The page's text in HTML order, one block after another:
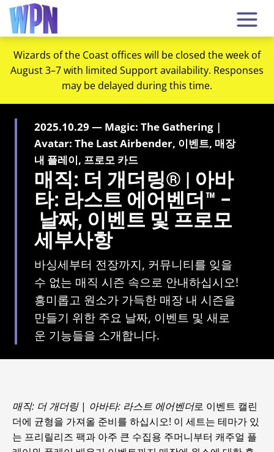
Wizards of the Coast offices will be closed the week of
August 3–7 with limited Support availability. Responses
may be delayed during this time.
2025.10.29 — Magic: The Gathering |
Avatar: The Last Airbender, 이벤트, 매장
내 플레이, 프로모 카드
매직: 더 개더링® | 아바
타: 라스트 에어벤더™ –
날짜, 이벤트 및 프로모
세부사항
바싱세부터 전장까지, 커뮤니티를 잊을
수 없는 매직 시즌 속으로 안내하십시오!
흥미롭고 원소가 가득한 매장 내 시즌을
만들기 위한 주요 날짜, 이벤트 및 새로
운 기능들을 소개합니다.
매직: 더 개더링| 아바타: 라스트 에어벤더로 이벤트 캘린
더에 균형을 가져올 준비를 하십시오! 이 세트는 테마가 있
는 프리릴리즈 팩과 아주 큰 수집용 주머니부터 캐주얼 플